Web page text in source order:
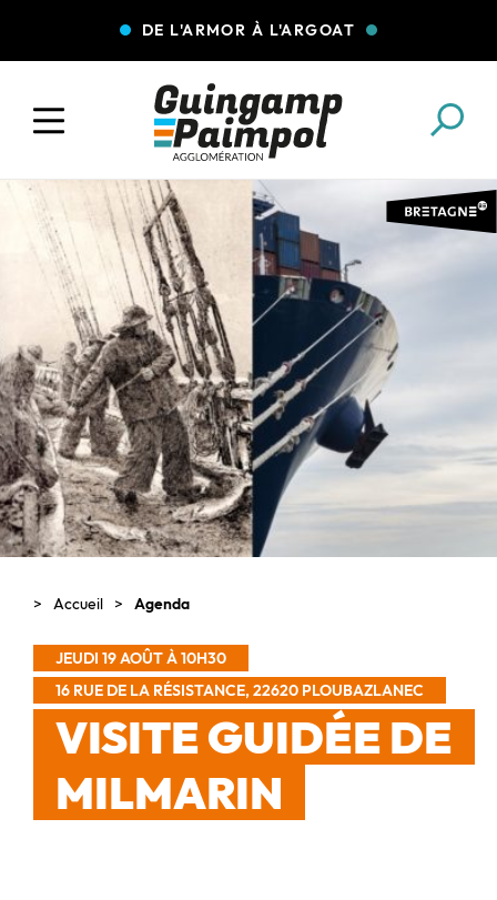
DE L'ARMOR À L'ARGOAT
COLLECTE DES DÉCHETS EAU ET ASSAINISSEMENT
ENFANCE JEUNESSE L'AGGLO' RECRUTE
ASSOCIATIONS PISCINES
Accueil Agenda
JEUDI 19 AOÛT À 10H30
16 RUE DE LA RÉSISTANCE, 22620 PLOUBAZLANEC
VISITE GUIDÉE DE
MILMARIN